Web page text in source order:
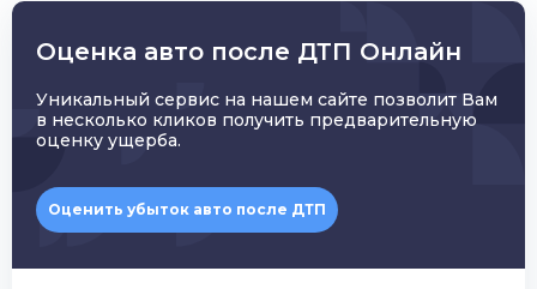
Оценка авто после ДТП Онлайн
Уникальный сервис на нашем сайте позволит Вам
в несколько кликов получить предварительную
оценку ущерба.
Оценить убыток авто после ДТП